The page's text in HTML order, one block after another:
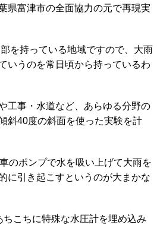
県富津市の全面協力の元で再現実
を持っている地域ですので、大雨
いうのを常日頃から持っているわ
工事・水道など、あらゆる分野の
斜40度の斜面を使った実験を計
のポンプで水を吸い上げて大雨を
に引き起こすというのが大まかな
こちに特殊な水圧計を埋め込み